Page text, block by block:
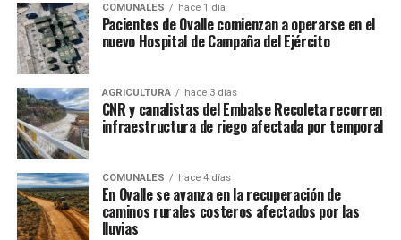
COMUNALES hace 1 día
Pacientes de Ovalle comienzan a operarse en el
nuevo Hospital de Campaña del Ejército
AGRICULTURA hace 3 días
CNR y canalistas del Embalse Recoleta recorren
infraestructura de riego afectada por temporal
COMUNALES hace 4 días
En Ovalle se avanza en la recuperación de
caminos rurales costeros afectados por las
lluvias